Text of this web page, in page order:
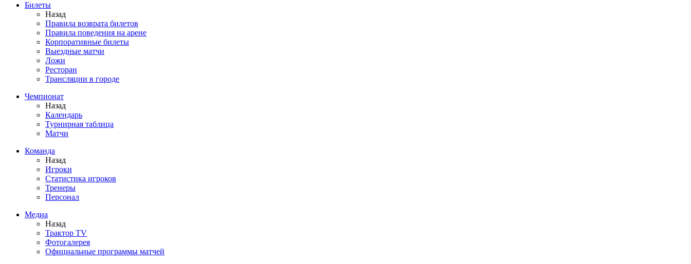
Билеты
Назад
Правила возврата билетов
Правила поведения на арене
Корпоративные билеты
Выездные матчи
Ложи
Ресторан
Трансляции в городе
Чемпионат
Назад
Календарь
Турнирная таблица
Матчи
Команда
Назад
Игроки
Статистика игроков
Тренеры
Персонал
Медиа
Назад
Трактор TV
Фотогалерея
Официальные программы матчей